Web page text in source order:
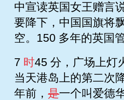
中宣读英国女王赠言
要降下，中国国旗将
空。150 多年的英国
7 时45 分，广场上灯
当天港岛上的第二次
年前，是一个叫爱德